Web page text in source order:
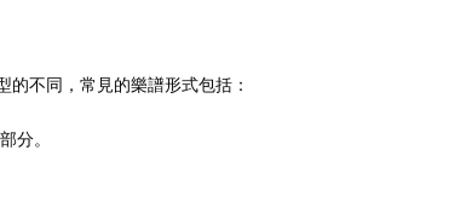
不同，常見的樂譜形式包括：
分。